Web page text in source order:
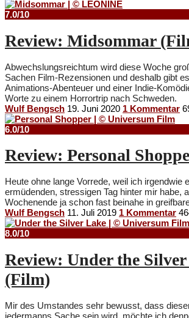
7.0/10
Review: Midsommar
Abwechslungsreichtum wird diese Woche
Sachen Film-Rezensionen und deshalb gibt
Animations-Abenteuer und einer Indie-
Worte zu einem Horrortrip nach Schweden.
Wulf Bengsch 19. Juni 2020 1 Kommentar
6.0/10
Review: Personal
Heute ohne lange Vorrede, weil ich irgendwie
ermüdenden, stressigen Tag hinter mir habe,
Wochenende ja schon fast beinahe in
Wulf Bengsch 11. Juli 2019 1 Kommentar
8.0/10
Review: Under the
(Film)
Mir des Umstandes sehr bewusst, dass
jedermanns Sache sein wird, möchte ich